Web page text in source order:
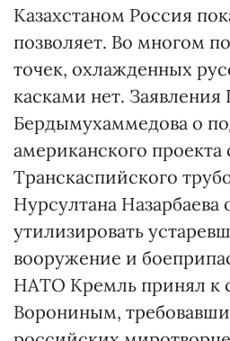
Казахстаном Россия
позволяет. Во многом
точек, охлажденных
касками нет. Заявления
Бердымухам­медова о
американского проекта
Транскас­пийского
Нурсултана Назарбаева
утилизировать
вооружение и
НАТО Кремль принял к
Ворониным,